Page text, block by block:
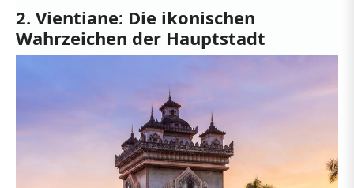
2. Vientiane: Die ikonischen
Wahrzeichen der Hauptstadt